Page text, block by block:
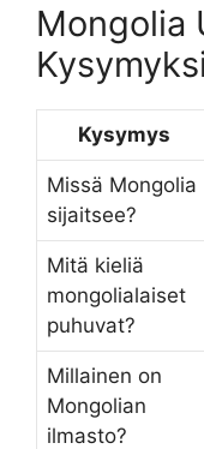
Mongolia
Kysymys
Missä Mongolia
sijaitsee?
Mitä kieliä
mongolialaiset
puhuvat?
Millainen on
Mongolian
ilmasto?